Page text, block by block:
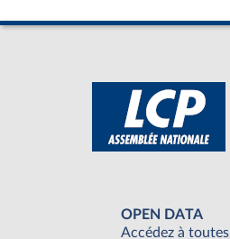
OPEN DATA
Accédez à toutes